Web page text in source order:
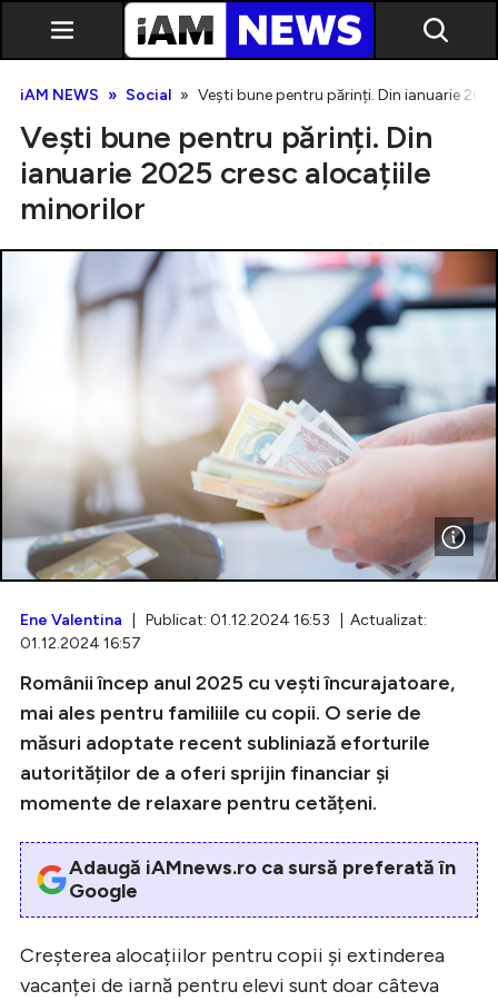
Creează cont
iAM NEWS Social Vești bune pentru părinți. Din ianuarie
Vești bune pentru părinți. Din
ianuarie 2025 cresc alocațiile
minorilor
Ene Valentina | Publicat: 01.12.2024 16:53 | Actualizat:
01.12.2024 16:57
Românii încep anul 2025 cu vești încurajatoare,
mai ales pentru familiile cu copii. O serie de
măsuri adoptate recent subliniază eforturile
autorităților de a oferi sprijin financiar și
momente de relaxare pentru cetățeni.
Adaugă iAMnews.ro ca sursă preferată în
Google
Creșterea alocațiilor pentru copii și extinderea
vacanței de iarnă pentru elevi sunt doar câteva